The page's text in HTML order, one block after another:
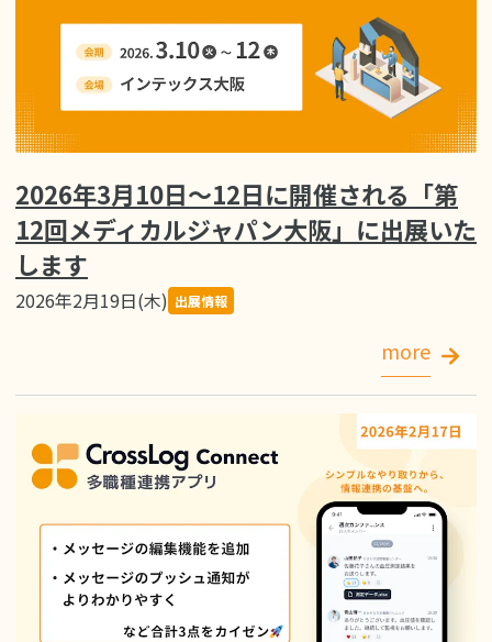
2026年3月10日〜12日に開催される「第
12回メディカルジャパン大阪」に出展いた
します
2026年2月19日(木) 出展情報
more